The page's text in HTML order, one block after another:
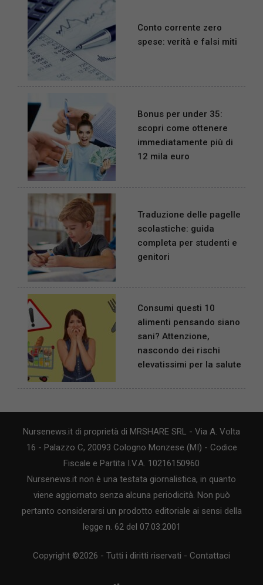
Conto corrente zero
spese: verità e falsi miti
Bonus per under 35:
scopri come ottenere
immediatamente più di
12 mila euro
Traduzione delle pagelle
scolastiche: guida
completa per studenti e
genitori
Consumi questi 10
alimenti pensando siano
sani? Attenzione,
nascondo dei rischi
elevatissimi per la salute
Nursenews.it di proprietà di MRSHARE SRL - Via A. Volta
16 - Palazzo C, 20093 Cologno Monzese (MI) - Codice
Fiscale e Partita I.V.A. 10216150960
Nursenews.it non è una testata giornalistica, in quanto
viene aggiornato senza alcuna periodicità. Non può
pertanto considerarsi un prodotto editoriale ai sensi della
legge n. 62 del 07.03.2001
Copyright ©2026 - Tutti i diritti riservati - Contattaci